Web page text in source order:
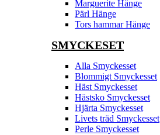
Marguerite Hänge
Pärl Hänge
Tors hammar Hänge
SMYCKESET
Alla Smyckesset
Blommigt Smyckesset
Häst Smyckesset
Hästsko Smyckesset
Hjärta Smyckesset
Livets träd Smyckesset
Perle Smyckesset